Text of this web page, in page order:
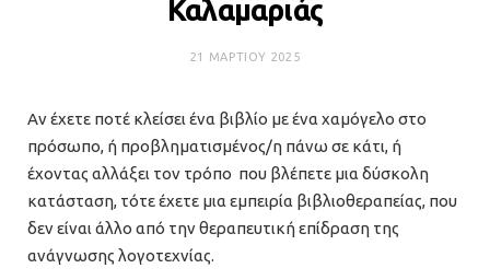
Καλαμαριάς
21 ΜΑΡΤΊΟΥ 2025
Αν έχετε ποτέ κλείσει ένα βιβλίο με ένα χαμόγελο στο
πρόσωπο, ή προβληματισμένος/η πάνω σε κάτι, ή
έχοντας αλλάξει τον τρόπο που βλέπετε μια δύσκολη
κατάσταση, τότε έχετε μια εμπειρία βιβλιοθεραπείας, που
δεν είναι άλλο από την θεραπευτική επίδραση της
ανάγνωσης λογοτεχνίας.